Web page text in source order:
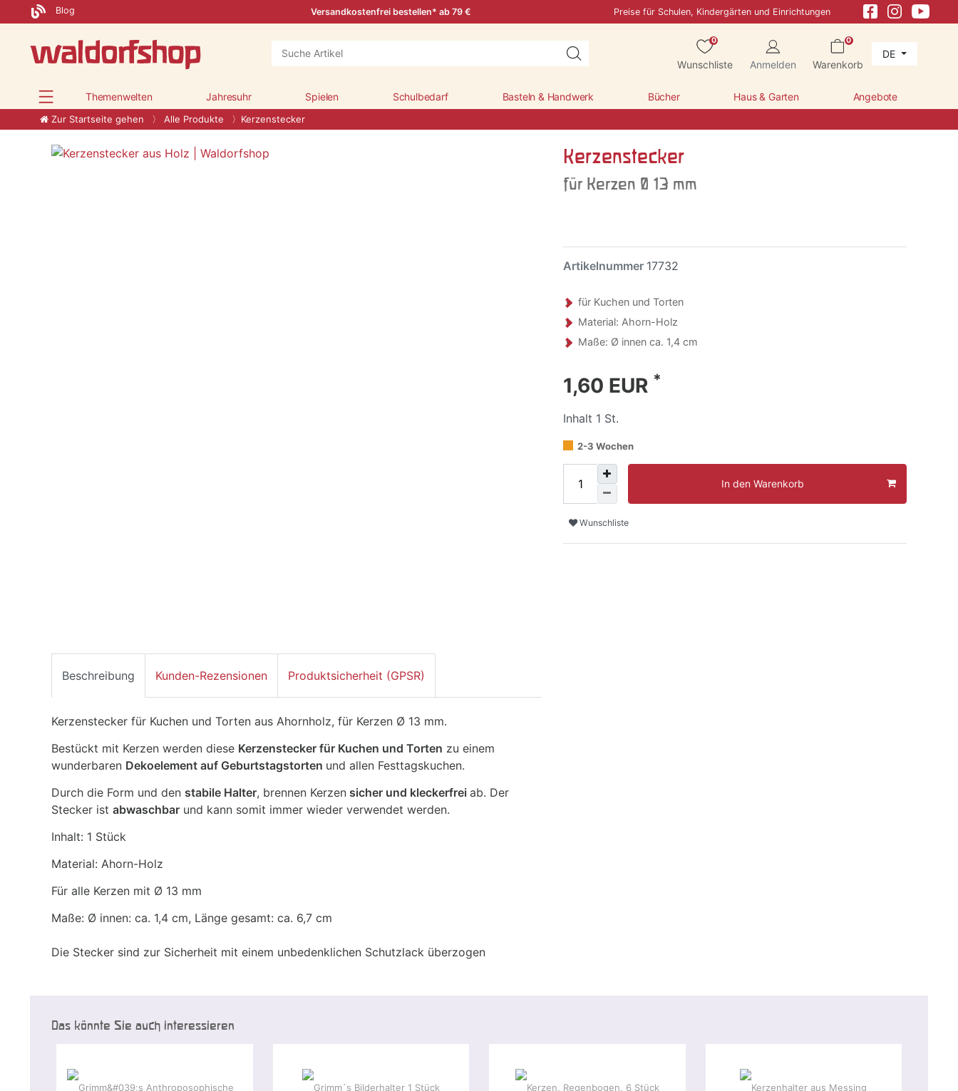
Blog Versandkostenfrei bestellen* ab 79 € Preise für Schulen, Kindergärten und Einrichtungen
0
Wunschliste Anmelden
0
Warenkorb
DE
Themenwelten Jahresuhr Spielen Schulbedarf Basteln & Handwerk Bücher Haus & Garten Angebote
Zur Startseite gehen Alle Produkte Kerzenstecker
Kerzenstecker
für Kerzen Ø 13 mm
Artikelnummer 17732
für Kuchen und Torten
Material: Ahorn-Holz
Maße: Ø innen ca. 1,4 cm
1,60 EUR *
Inhalt 1 St.
2-3 Wochen
In den Warenkorb
Wunschliste
Beschreibung Kunden-Rezensionen Produktsicherheit (GPSR)
Kerzenstecker für Kuchen und Torten aus Ahornholz, für Kerzen Ø 13 mm.
Bestückt mit Kerzen werden diese Kerzenstecker für Kuchen und Torten zu einem
wunderbaren Dekoelement auf Geburtstagstorten und allen Festtagskuchen.
Durch die Form und den stabile Halter, brennen Kerzen sicher und kleckerfrei ab. Der
Stecker ist abwaschbar und kann somit immer wieder verwendet werden.
Inhalt: 1 Stück
Material: Ahorn-Holz
Für alle Kerzen mit Ø 13 mm
Maße: Ø innen: ca. 1,4 cm, Länge gesamt: ca. 6,7 cm
Die Stecker sind zur Sicherheit mit einem unbedenklichen Schutzlack überzogen
Das könnte Sie auch interessieren